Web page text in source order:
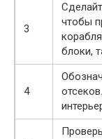
3
чтобы
блоки,
4